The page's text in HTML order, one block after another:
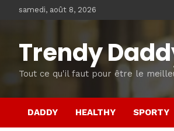
samedi, août 8, 2026
Trendy
Tout ce qu'il faut pour être le
DADDY HEALTHY SPORTY